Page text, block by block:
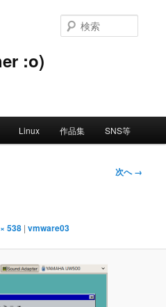
:o)
Linux 作品集 SNS等
次へ →
538 |vmware03